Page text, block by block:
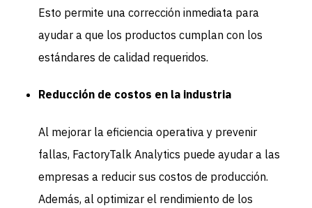
Esto permite una corrección inmediata para
ayudar a que los productos cumplan con los
estándares de calidad requeridos.
Reducción de costos en la industria
Al mejorar la eficiencia operativa y prevenir
fallas, FactoryTalk Analytics puede ayudar a las
empresas a reducir sus costos de producción.
Además, al optimizar el rendimiento de los